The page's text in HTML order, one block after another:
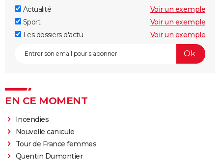
Actualité
Voir un exemple
Sport
Voir un exemple
Les dossiers d'actu
Voir un exemple
EN CE MOMENT
Incendies
Nouvelle canicule
Tour de France femmes
Quentin Dumontier